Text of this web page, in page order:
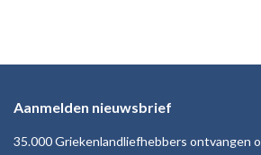
Aanmelden nieuwsbrief
35.000 Griekenlandliefhebbers ontvangen